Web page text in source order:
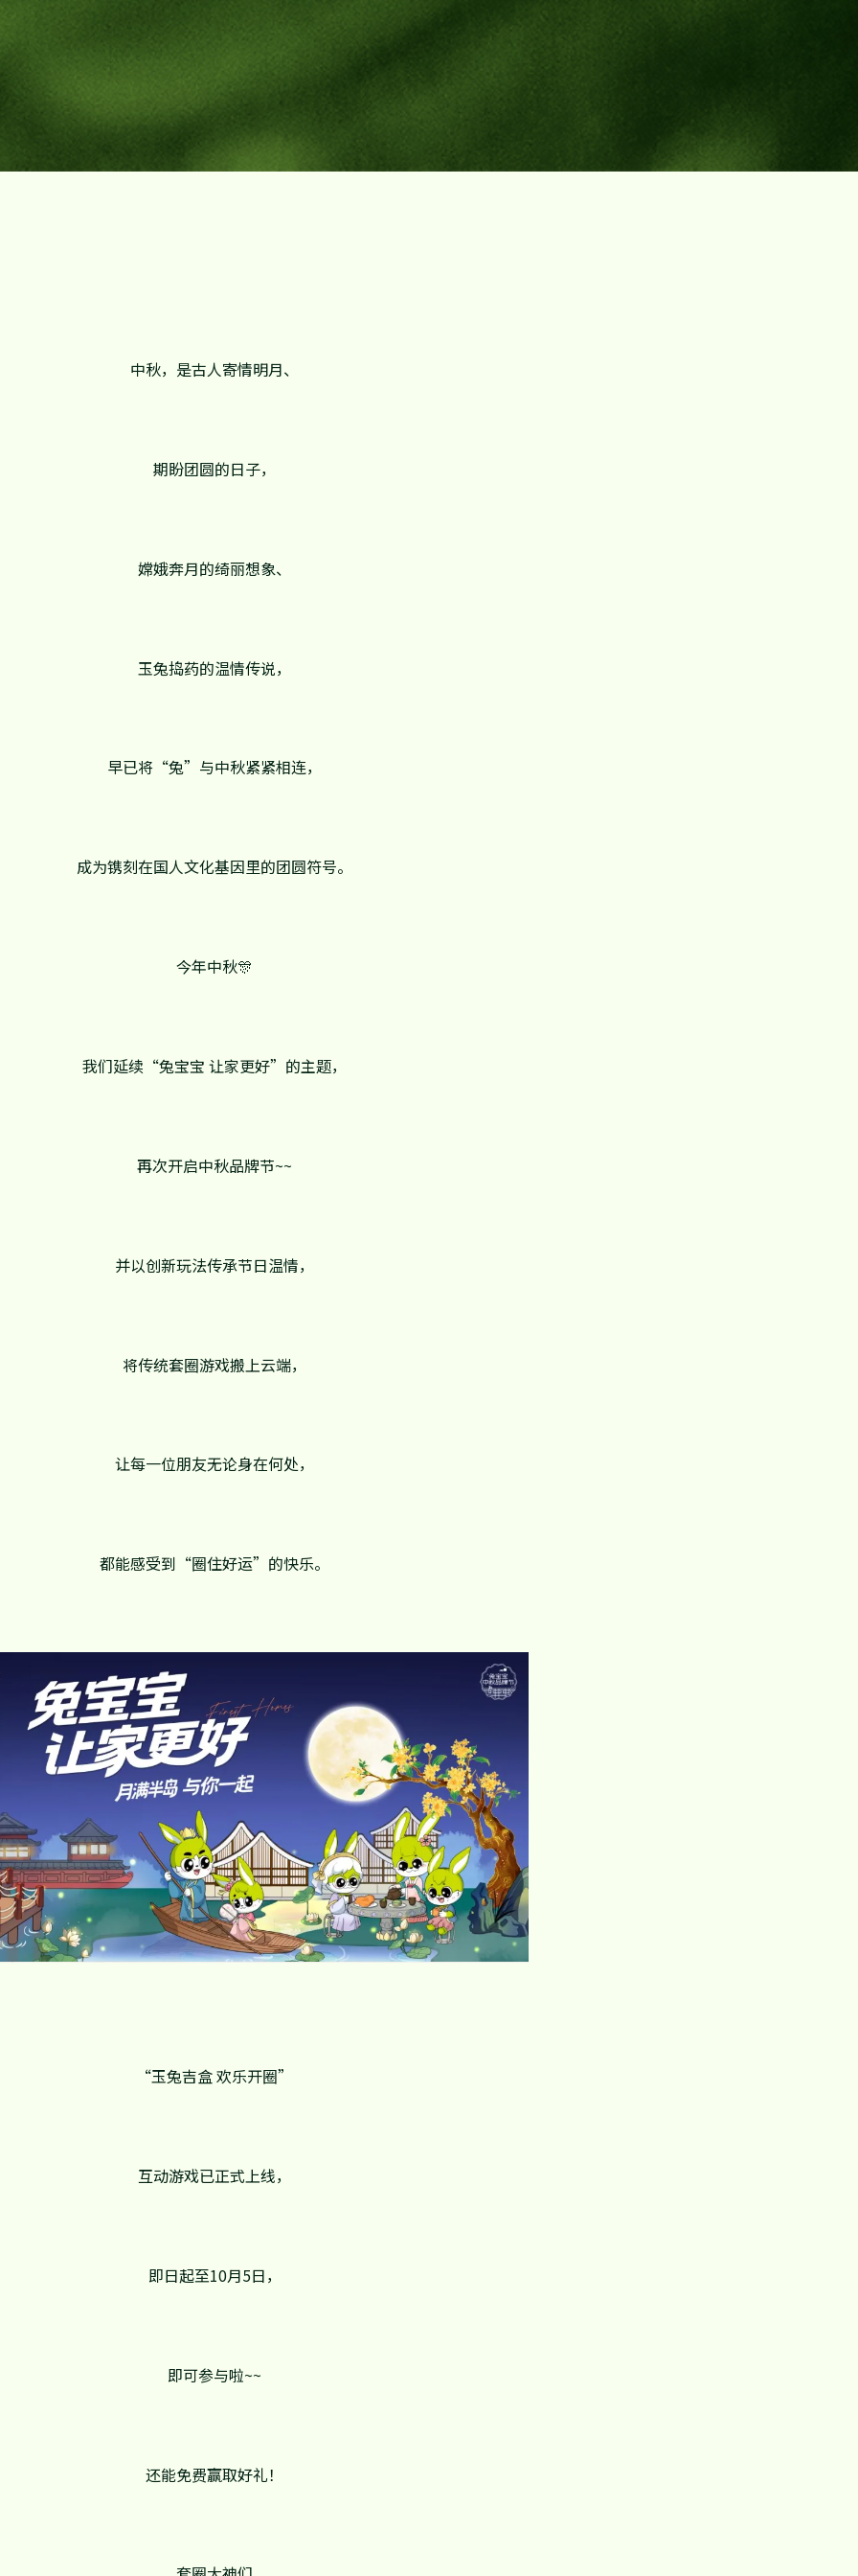
中秋，是古人寄情明月、
期盼团圆的日子，
嫦娥奔月的绮丽想象、
玉兔捣药的温情传说，
早已将“兔”与中秋紧紧相连，
成为镌刻在国人文化基因里的团圆符号。
今年中秋🎊
我们延续“兔宝宝 让家更好”的主题，
再次开启中秋品牌节~~
并以创新玩法传承节日温情，
将传统套圈游戏搬上云端，
让每一位朋友无论身在何处，
都能感受到“圈住好运”的快乐。
“玉兔吉盒 欢乐开圈”
互动游戏已正式上线，
即日起至10月5日，
即可参与啦~~
还能免费赢取好礼！